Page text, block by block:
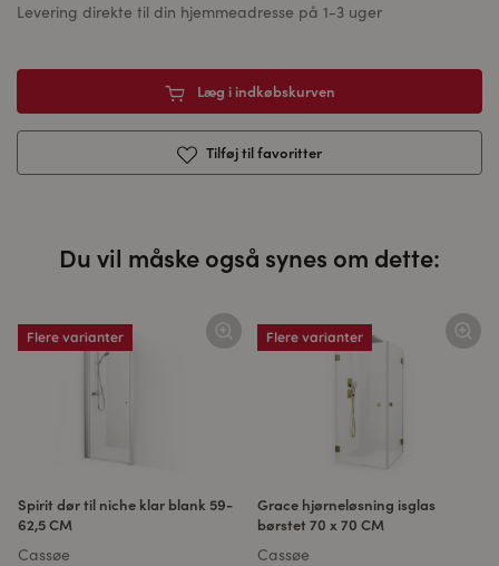
Levering direkte til din hjemmeadresse på 1-3 uger
Læg i indkøbskurven
Tilføj til favoritter
Du vil måske også synes om dette:
Flere varianter
Spirit dør til niche klar blank 59-
62,5 CM
Cassøe
Flere varianter
Grace hjørneløsning isglas
børstet 70 x 70 CM
Cassøe